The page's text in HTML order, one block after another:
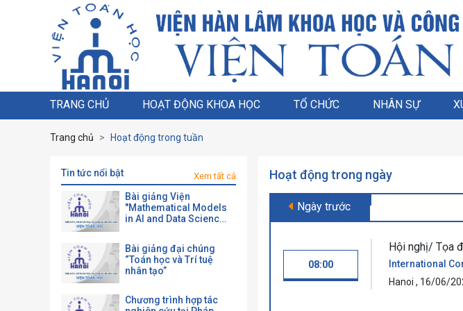
TRANG CHỦ HOẠT ĐỘNG KHOA HỌC TỔ CHỨC NHÂN SỰ
Trang chủ Hoạt động trong tuần
tin tức nổi bật Xem tất cả
Bài giảng Viện
"Mathematical Models
in AI and Data Science
Bài giảng đại chúng
“Toán học và Trí tuệ
nhân tạo”
Chương trình hợp tác
Hoạt động trong ngày
Ngày trước
08:00
Hội nghị/ Tọa
International
Hanoi , 16/